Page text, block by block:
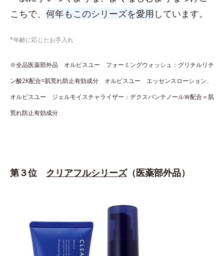
こちで、 何年もこのシリーズを愛用 しています。
*年齢に応じたお手入れ
※全品医薬部外品 オルビスユー フォーミングウォッシュ：グリチルリチ
ン酸2K配合=肌荒れ防止有効成分 オルビスユー エッセンスローション、
オルビスユー ジェルモイスチャライザー：デクスパンテノールＷ配合＝肌
荒れ防止有効成分
第３位 クリアフルシリーズ（医薬部外品）